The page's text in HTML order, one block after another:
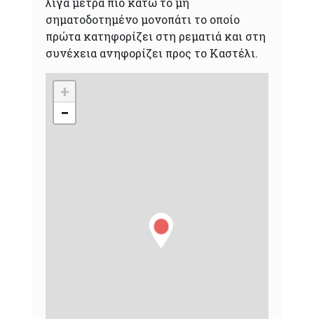
σηματοδοτημένο μονοπάτι το οποίο
πρώτα κατηφορίζει στη ρεματιά και στη
συνέχεια ανηφορίζει προς το Καστέλι.
+
−